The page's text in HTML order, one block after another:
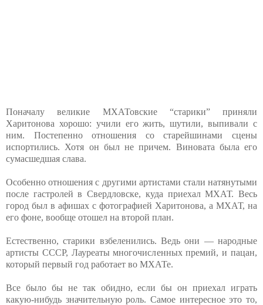
Поначалу великие МХАТовские “старики” приняли
Харитонова хорошо: учили его жить, шутили, выпивали с
ним. Постепенно отношения со старейшинами сцены
испортились. Хотя он был не причем. Виновата была его
сумасшедшая слава.
Особенно отношения с другими артистами стали натянутыми
после гастролей в Свердловске, куда приехал МХАТ. Весь
город был в афишах с фотографией Харитонова, а МХАТ, на
его фоне, вообще отошел на второй план.
Естественно, старики взбеленились. Ведь они — народные
артисты СССР, Лауреаты многочисленных премий, и пацан,
который первый год работает во МХАТе.
Все было бы не так обидно, если бы он приехал играть
какую-нибудь значительную роль. Самое интересное это то,